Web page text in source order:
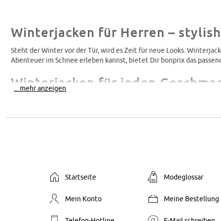
Winterjacken für Herren –
Steht der Winter vor der Tür, wird es Zeit für neue Looks.
Abenteuer im Schnee erleben kannst, bietet Dir bonprix das
Winterjacken für jeden
Daunenjacken: Daunenjacken sind abgesteppte
Herrenparkas: Herrenparkas sind lange, gerade
Allrounder für verschiedene Anlässe.
Funktionswinterjacken: Diese bieten Dir verschiedene
die jede Deiner Bewegungen mitmachen.
... mehr anzeigen
Startseite Modeglossar
Mein Konto Meine Bestellung